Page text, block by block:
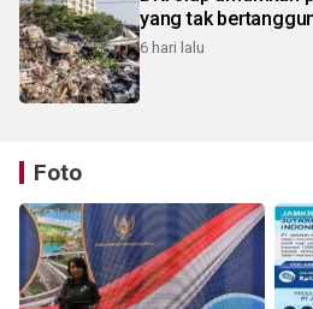
yang tak
6 hari lalu
Foto